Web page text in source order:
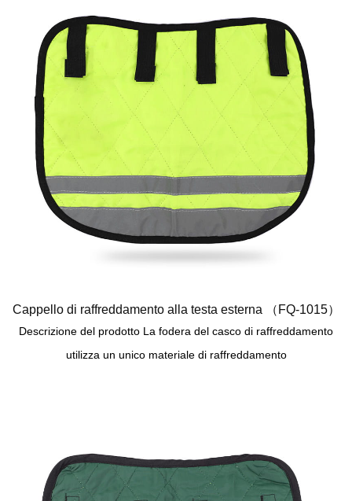
Cappello di raffreddamento alla testa esterna （FQ-1015）
Descrizione del prodotto La fodera del casco di raffreddamento
utilizza un unico materiale di raffreddamento